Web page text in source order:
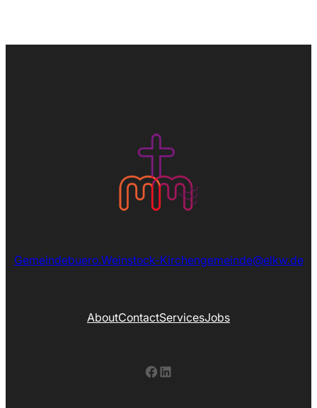
Gemeindebuero.Weinstock-Kirchengemeinde@elkw.de
AboutContactServicesJobs
Facebook LinkedIn